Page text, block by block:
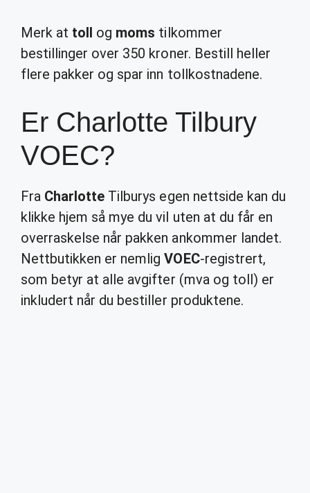
Merk at toll og moms tilkommer
bestillinger over 350 kroner. Bestill heller
flere pakker og spar inn tollkostnadene.
Er Charlotte Tilbury
VOEC?
Fra Charlotte Tilburys egen nettside kan du
klikke hjem så mye du vil uten at du får en
overraskelse når pakken ankommer landet.
Nettbutikken er nemligVOEC-registrert,
som betyr at alle avgifter (mva og toll) er
inkludert når du bestiller produktene.